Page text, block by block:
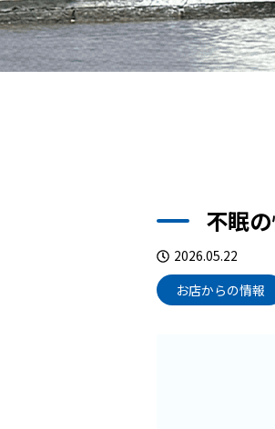
不眠
2026.05.22
お店からの情報